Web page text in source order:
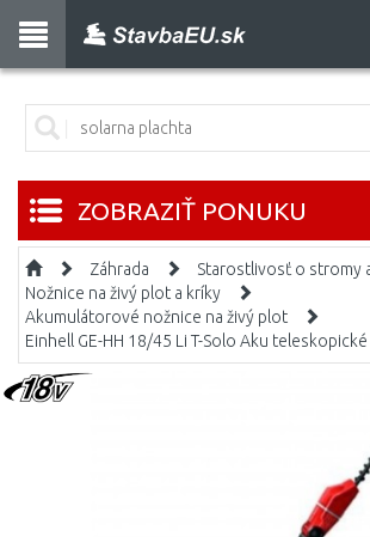
ZOBRAZIŤ PONUKU
Záhrada
Starostlivosť o stromy
Nožnice na živý plot a kríky
Akumulátorové nožnice na živý plot
Einhell GE-HH 18/45 Li T-Solo Aku